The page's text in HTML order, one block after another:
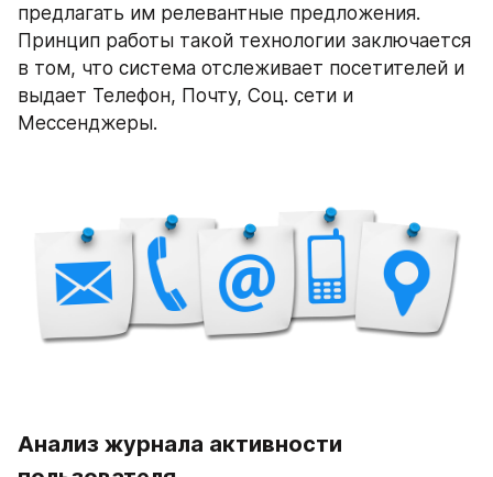
предлагать им релевантные предложения.
Принцип работы такой технологии заключается
в том, что система отслеживает посетителей и
выдает Телефон, Почту, Соц. сети и
Мессенджеры.
Анализ журнала активности